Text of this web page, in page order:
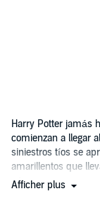
Harry Potter jamás
comienzan a llegar
siniestros tíos se
amarillentos que
púrpura....
Afficher plus